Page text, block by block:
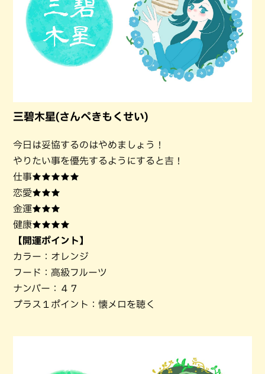
三碧木星(さんぺきもくせい)
今日は妥協するのはやめましょう！
やりたい事を優先するようにすると吉！
仕事★★★★★
恋愛★★★
金運★★★
健康★★★★
【開運ポイント】
カラー：オレンジ
フード：高級フルーツ
ナンバー：４７
プラス１ポイント：懐メロを聴く